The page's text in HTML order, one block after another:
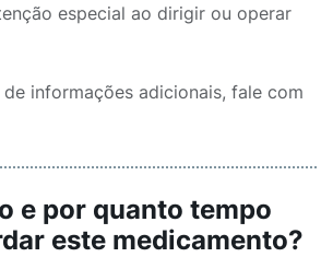
especial ao dirigir ou operar
informações adicionais, fale com
e por quanto tempo
este medicamento?